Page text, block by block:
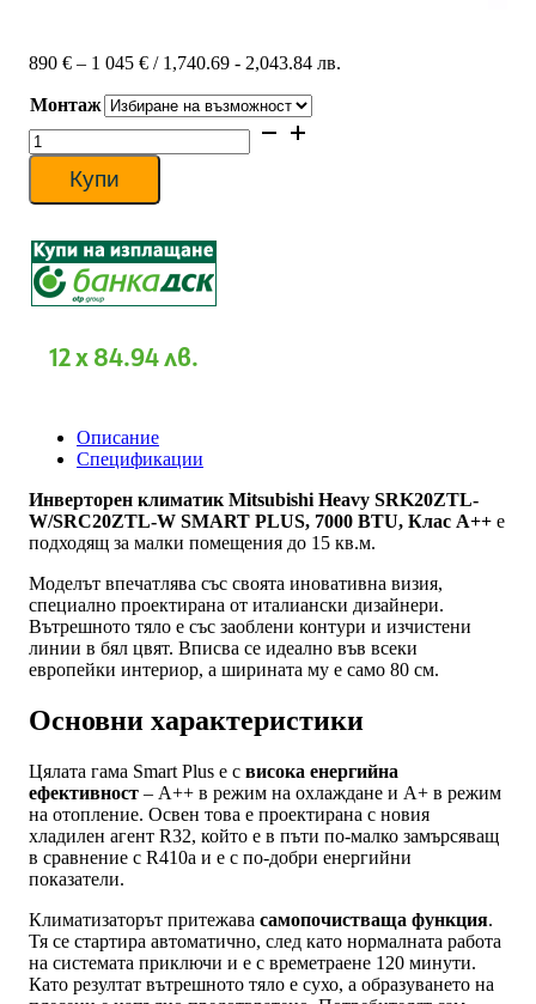
890 € – 1 045 €Price
890 €
through
/ 1,740.69 - 2,043.84 лв.
Монтаж
количество
за
Инверторен
климатик
SRK20ZTL-
W/SRC20ZTL-
W
7000
Купи
12 x 84.94 лв.
Описание
Спецификации
Инверторен климатик Mitsubishi Heavy SRK20ZTL-
W/SRC20ZTL-W SMART PLUS, 7000 BTU, Клас A++ е
подходящ за малки помещения до 15 кв.м.
Моделът впечатлява със своята иновативна визия,
специално проектирана от италиански дизайнери.
Вътрешното тяло е със заоблени контури и изчистени
линии в бял цвят. Вписва се идеално във всеки
европейки интериор, а ширината му е само 80 см.
Основни характеристики
Цялата гама Smart Plus е с висока енергийна
ефективност – A++ в режим на охлаждане и А+ в режим
на отопление. Освен това е проектирана с новия
хладилен агент R32, който е в пъти по-малко замърсяващ
в сравнение с R410a и е с по-добри енергийни
показатели.
Климатизаторът притежава самопочистваща функция.
Тя се стартира автоматично, след като нормалната работа
на системата приключи и е с времетраене 120 минути.
Като резултат вътрешното тяло е сухо, а образуването на